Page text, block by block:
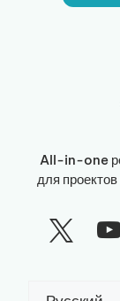
All-in-one
для